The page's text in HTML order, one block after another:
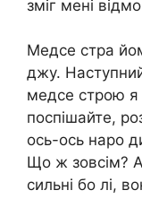
зміг мені
Медсе стра
джу.
медсе строю я
поспішайте,
ось-ось наро
Що ж зовсім?
сильні бо лі,